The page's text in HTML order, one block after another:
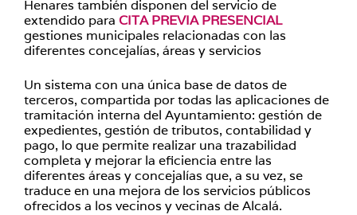
Henares también disponen del servicio de
extendido para CITA PREVIA PRESENCIAL
gestiones municipales relacionadas con las
diferentes concejalías, áreas y servicios
Un sistema con una única base de datos de
terceros, compartida por todas las aplicaciones de
tramitación interna del Ayuntamiento: gestión de
expedientes, gestión de tributos, contabilidad y
pago, lo que permite realizar una trazabilidad
completa y mejorar la eficiencia entre las
diferentes áreas y concejalías que, a su vez, se
traduce en una mejora de los servicios públicos
ofrecidos a los vecinos y vecinas de Alcalá.